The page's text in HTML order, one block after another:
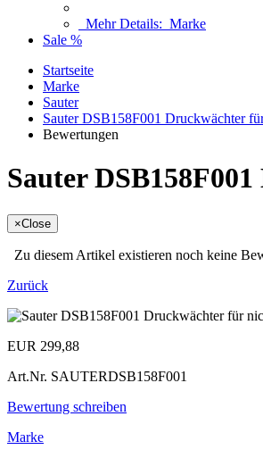
Mehr Details: Marke
Sale %
Startseite
Marke
Sauter
Sauter DSB158F001 Druckwächter
Bewertungen
Sauter
×Close
Zu diesem Artikel existieren noch keine
Zurück
EUR 299,88
Art.Nr. SAUTERDSB158F001
Bewertung schreiben
Marke